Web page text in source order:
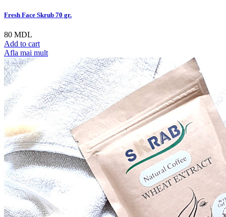
Fresh Face Skrub 70 gr.
80 MDL
Add to cart
Afla mai mult